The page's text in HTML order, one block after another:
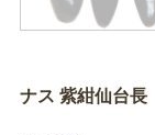
ナス 紫紺仙台長